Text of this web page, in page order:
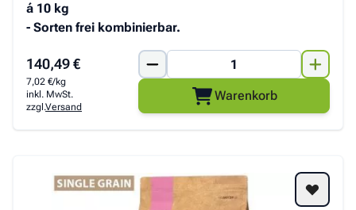
á 10 kg
- Sorten frei kombinierbar.
140,49 €
7,02 €/kg
inkl. MwSt.
zzgl.Versand
Warenkorb